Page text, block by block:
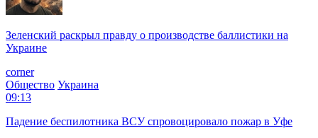
Зеленский раскрыл правду о производстве баллистики на
Украине
corner
Общество Украина
09:13
Падение беспилотника ВСУ спровоцировало пожар в Уфе